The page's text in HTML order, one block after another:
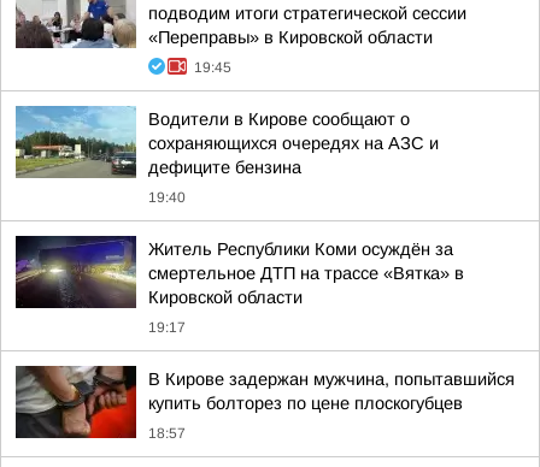
подводим итоги стратегической сессии
«Переправы» в Кировской области
19:45
Водители в Кирове сообщают о
сохраняющихся очередях на АЗС и
дефиците бензина
19:40
Житель Республики Коми осуждён за
смертельное ДТП на трассе «Вятка» в
Кировской области
19:17
В Кирове задержан мужчина, попытавшийся
купить болторез по цене плоскогубцев
18:57